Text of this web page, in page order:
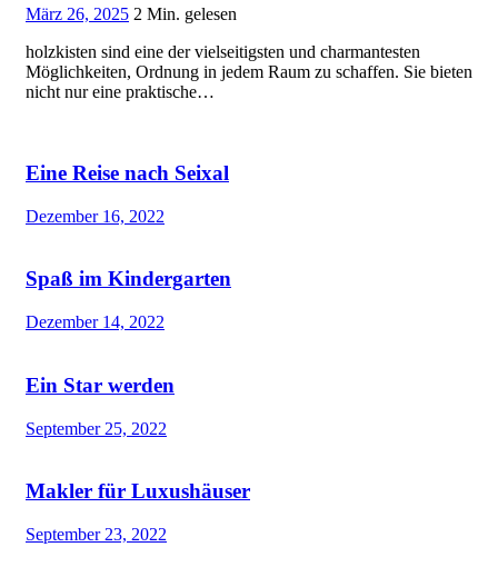
März 26, 2025 2 Min. gelesen
holzkisten sind eine der vielseitigsten und charmantesten
Möglichkeiten, Ordnung in jedem Raum zu schaffen. Sie bieten
nicht nur eine praktische…
Eine Reise nach Seixal
Dezember 16, 2022
Spaß im Kindergarten
Dezember 14, 2022
Ein Star werden
September 25, 2022
Makler für Luxushäuser
September 23, 2022